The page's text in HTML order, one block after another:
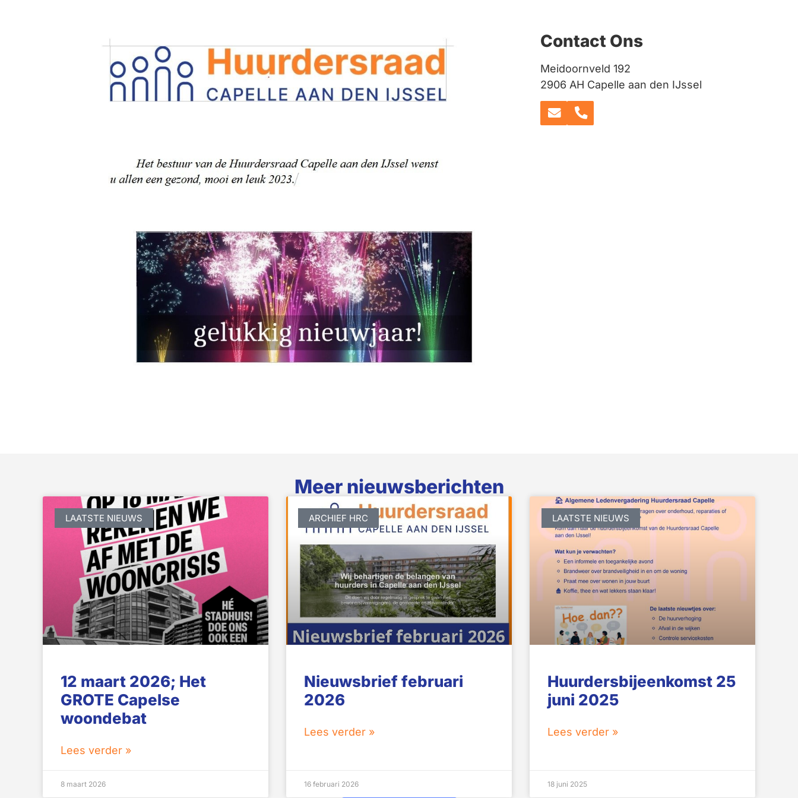
Contact Ons
Meidoornveld 192
2906 AH Capelle aan den IJssel
Meer nieuwsberichten
LAATSTE NIEUWS
12 maart 2026; Het
GROTE Capelse
woondebat
Lees verder »
8 maart 2026
ARCHIEF HRC
Nieuwsbrief februari
2026
Lees verder »
16 februari 2026
LAATSTE NIEUWS
Huurdersbijeenkomst 25
juni 2025
Lees verder »
18 juni 2025